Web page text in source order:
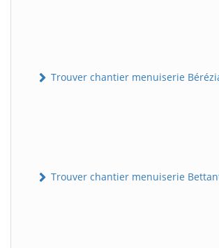
Trouver chantier menuiserie
Trouver chantier menuiserie